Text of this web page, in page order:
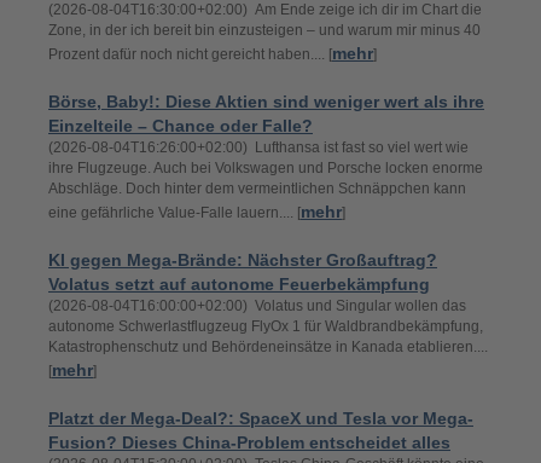
(2026-08-04T16:30:00+02:00) Am Ende zeige ich dir im Chart die
Zone, in der ich bereit bin einzusteigen – und warum mir minus 40
Prozent dafür noch nicht gereicht haben.... [mehr]
Börse, Baby!: Diese Aktien sind weniger wert als ihre
Einzelteile – Chance oder Falle?
(2026-08-04T16:26:00+02:00) Lufthansa ist fast so viel wert wie
ihre Flugzeuge. Auch bei Volkswagen und Porsche locken enorme
Abschläge. Doch hinter dem vermeintlichen Schnäppchen kann
eine gefährliche Value-Falle lauern.... [mehr]
KI gegen Mega-Brände: Nächster Großauftrag?
Volatus setzt auf autonome Feuerbekämpfung
(2026-08-04T16:00:00+02:00) Volatus und Singular wollen das
autonome Schwerlastflugzeug FlyOx 1 für Waldbrandbekämpfung,
Katastrophenschutz und Behördeneinsätze in Kanada etablieren....
[mehr]
Platzt der Mega-Deal?: SpaceX und Tesla vor Mega-
Fusion? Dieses China-Problem entscheidet alles